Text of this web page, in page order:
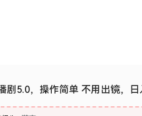
剧5.0，操作简单 不用出镜，